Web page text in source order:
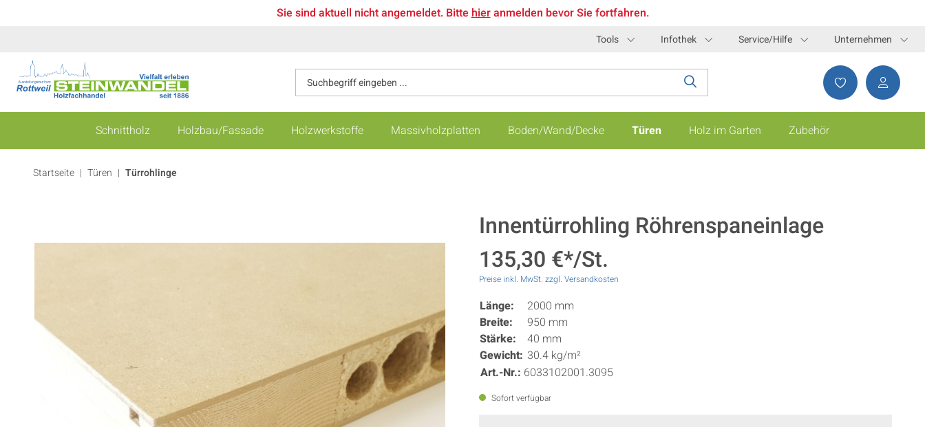
Sie sind aktuell nicht angemeldet. Bittehieranmelden bevor Sie fortfahren.
Tools Infothek Service/Hilfe Unternehmen
Schnittholz Holzbau/Fassade Holzwerkstoffe Massivholzplatten Boden/Wand/Decke Türen Holz im Garten Zubehör
Startseite Türen | Türrohlinge
Innentürrohling Röhrenspaneinlage
135,30 €*/St.
Preise inkl. MwSt. zzgl. Versandkosten
Länge:
2000 mm
Breite:
950 mm
Stärke:
40 mm
Gewicht: 30.4 kg/m²
Art.-Nr.: 6033102001.3095
Sofort verfügbar